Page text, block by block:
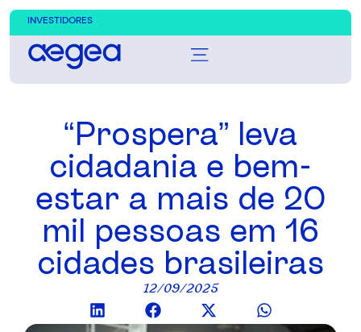
INVESTIDORES
“Prospera” leva
cidadania e bem-
estar a mais de 20
mil pessoas em 16
cidades brasileiras
12/09/2025